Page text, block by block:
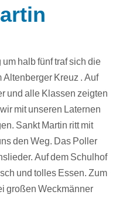
halb fünf traf sich die
Kreuz . Auf
und alle Klassen zeigten
mit unseren Laternen
Sankt Martin ritt mit
den Weg. Das Poller
Auf dem Schulhof
und tolles Essen. Zum
großen Weckmänner